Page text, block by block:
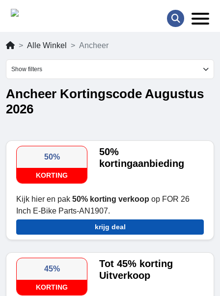
Alle Winkel Ancheer
Show filters
Ancheer Kortingscode Augustus
2026
50%
KORTING
50%
kortingaanbieding
Kijk hier en pak 50% korting verkoop op FOR 26
Inch E-Bike Parts-AN1907.
krijg deal
45%
KORTING
Tot 45% korting
Uitverkoop